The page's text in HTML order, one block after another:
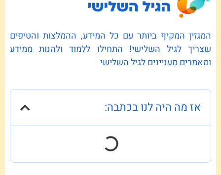
המגזין המקיף ביותר עם כל המידע, ההמלצות והטיפים
שצריך לגיל השלישי! התחילו ללמוד ולהנות ממידע
ומאמרים מעניינים לגיל השלישי
אז מה היה לנו בכתבה: